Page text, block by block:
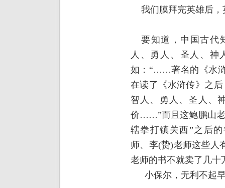
我们膜拜完英雄后
要知道，中国古代
人、勇人、圣人、
如：“……著名的《水
在读了《水浒传》之
智人、勇人、圣人、
价……”而且这鲍鹏山老
辖拳打镇关西”之后
师、李(贽)老师这些人
老师的书不就卖了几十
小保尔，无利不起